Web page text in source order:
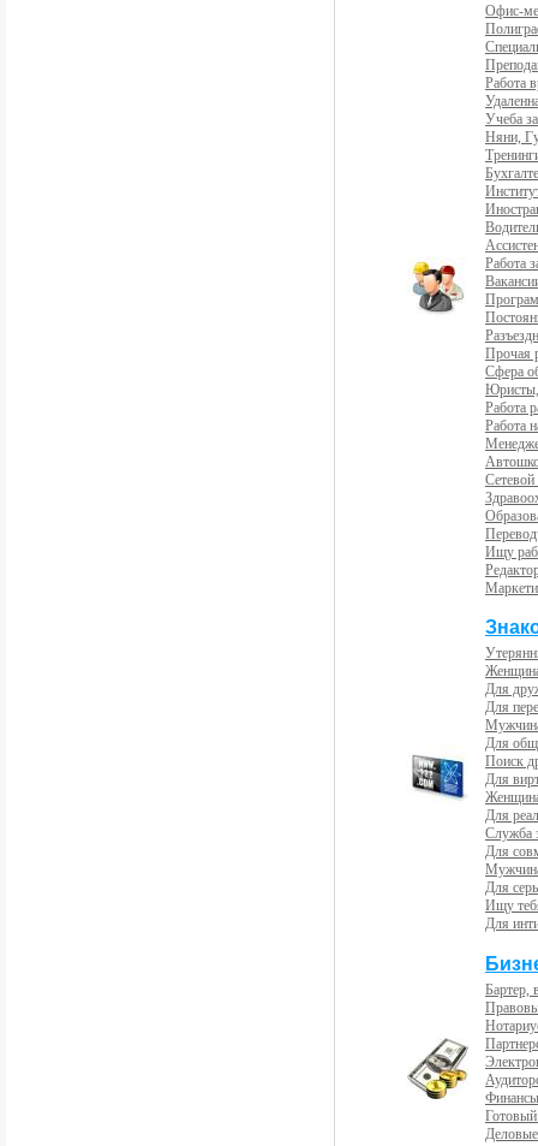
Офис-
Работа
Учеба
Няни,
Работа
Прочая
Сфера
Юристы,
Работа
Работа
Сетевой
Ищу
Для
Для
Для
Поиск
Для
Для
Служба
Для
Для
Ищу
Для
Бартер,
Готовый